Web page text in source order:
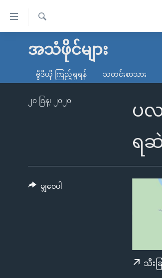
လွယ်ကူ
သည့်
မူလစာမျက်နှာ
ကမ္ဘာ့သတင်းများ
နိုင်ငံတကာ
မကြေးမုံရဲ့ အင်္ဂလိပ်စာ
ရေဒီယို
ရေဒီယိုနှင့်ရုပ်သံ အချက်အလက်များ
ရ
အသံဖိုင်များ
ဗွီဒီယို ကြည့်ရှုရန် သတင်းစာသား
ပလ
ရ
၂၀ ဇြန္၊ ၂၀၂၀
သီးခ
မျှဝေပါ